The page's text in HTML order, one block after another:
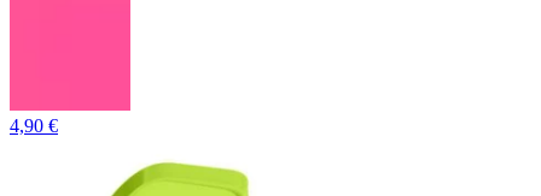
4,90 €